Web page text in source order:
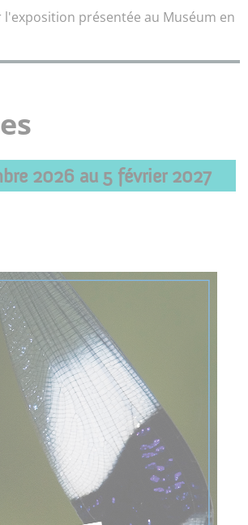
l'exposition présentée au Muséum en
2026 au 5 février 2027